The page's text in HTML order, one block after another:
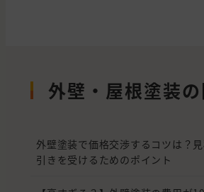
外壁・屋根塗装
外壁塗装で価格交渉するコツは？
引きを受けるためのポイント